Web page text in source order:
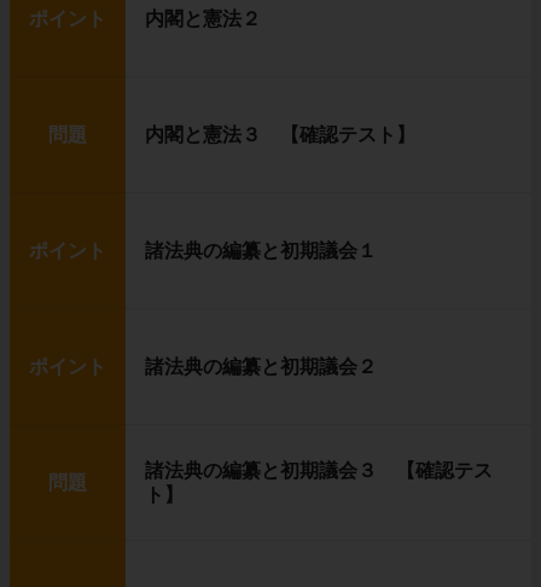
ポイント 内閣と憲法２
問題 内閣と憲法３ 【確認テスト】
ポイント 諸法典の編纂と初期議会１
ポイント 諸法典の編纂と初期議会２
問題
諸法典の編纂と初期議会３ 【確認テス
ト】